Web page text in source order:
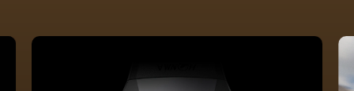
WATCH GT 6 Pro。